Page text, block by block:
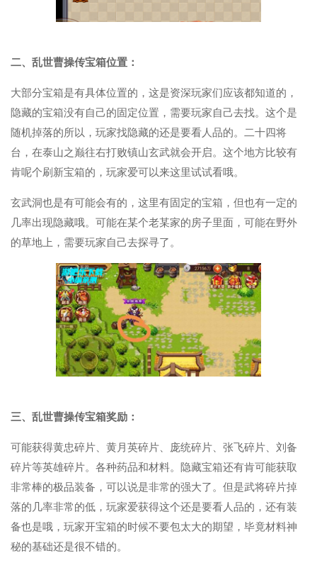
二、乱世曹操传宝箱位置：
大部分宝箱是有具体位置的，这是资深玩家们应该都知道的，
隐藏的宝箱没有自己的固定位置，需要玩家自己去找。这个是
随机掉落的所以，玩家找隐藏的还是要看人品的。二十四将
台，在泰山之巅往右打败镇山玄武就会开启。这个地方比较有
肯呢个刷新宝箱的，玩家爱可以来这里试试看哦。
玄武洞也是有可能会有的，这里有固定的宝箱，但也有一定的
几率出现隐藏哦。可能在某个老某家的房子里面，可能在野外
的草地上，需要玩家自己去探寻了。
三、乱世曹操传宝箱奖励：
可能获得黄忠碎片、黄月英碎片、庞统碎片、张飞碎片、刘备
碎片等英雄碎片。各种药品和材料。隐藏宝箱还有肯可能获取
非常棒的极品装备，可以说是非常的强大了。但是武将碎片掉
落的几率非常的低，玩家爱获得这个还是要看人品的，还有装
备也是哦，玩家开宝箱的时候不要包太大的期望，毕竟材料神
秘的基础还是很不错的。